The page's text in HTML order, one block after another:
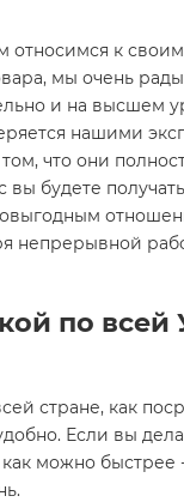
относимся к
мы очень
и на высшем
нашими
что они
вы будете
непрерывной
по всей
стране, как
Если вы
как можно